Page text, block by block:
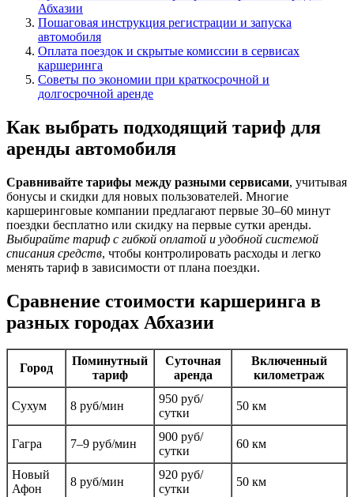
Абхазии
Пошаговая инструкция регистрации и запуска
автомобиля
Оплата поездок и скрытые комиссии в сервисах
каршеринга
Советы по экономии при краткосрочной и
долгосрочной аренде
Как выбрать подходящий тариф для
аренды автомобиля
Сравнивайте тарифы между разными сервисами, учитывая
бонусы и скидки для новых пользователей. Многие
каршеринговые компании предлагают первые 30–60 минут
поездки бесплатно или скидку на первые сутки аренды.
Выбирайте тариф с гибкой оплатой и удобной системой
списания средств, чтобы контролировать расходы и легко
менять тариф в зависимости от плана поездки.
Сравнение стоимости каршеринга в
разных городах Абхазии
Город
Поминутный
тариф
Суточная
аренда
Включенный
километраж
Сухум 8 руб/мин
950 руб/
сутки
50 км
Гагра 7–9 руб/мин
900 руб/
сутки
60 км
Новый
Афон
8 руб/мин
920 руб/
сутки
50 км